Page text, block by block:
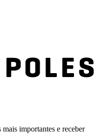
importantes e receber